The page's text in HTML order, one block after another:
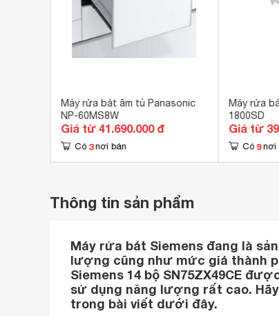
Máy rửa bát âm tủ Panasonic
NP-60MS8W
Giá từ 41.690.000 đ
Có 3 nơi bán
Máy rửa
1800SD
Giá từ
Có 9 nơi
Thông tin sản phẩm
Máy rửa bát Siemens đang là
lượng cũng như mức giá thành
Siemens 14 bộ SN75ZX49CE
sử dụng năng lượng rất cao.
trong bài viết dưới đây.